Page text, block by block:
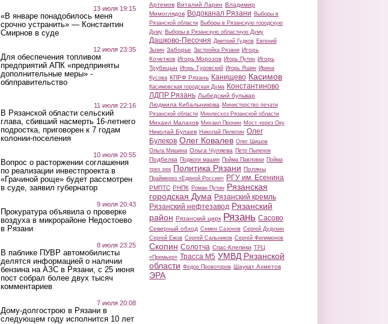
13 июля 19:15
«В январе понадобилось меня
срочно устранить» — Константин
Смирнов в суде
12 июля 23:35
Для обеспечения топливом
предприятий АПК «предприняты
дополнительные меры» -
облправительство
11 июля 22:16
В Рязанской области сельский
глава, сбивший насмерть 16-летнего
подростка, приговорен к 7 годам
колонии-поселения
10 июля 20:55
Вопрос о расторжении соглашения
по реализации инвестпроекта в
«Грачиной роще» будет рассмотрен
в суде, заявил губернатор
9 июля 20:43
Прокуратура объявила о проверке
воздуха в микрорайоне Недостоево
в Рязани
8 июля 23:25
В паблике ПУВР автомобилисты
делятся информацией о наличии
бензина на АЗС в Рязани, с 25 июня
пост собрал более двух тысяч
комментариев
7 июля 20:08
Дому-долгострою в Рязани в
следующем году исполнится 10 лет
Артемов Виталий Ларин Владимир
Мимоглядов Водоканал Рязани Выборы в
Рязанской области Выборы в Рязанскую городскую
Думу Выборы в Рязанскую областную Думу
Дашково-Песочня Дмитрий Гудков Евгений
Зызин Заборье Застройка Рязани Игорь
Кочетков Игорь Морозов Игорь Путин Игорь
Трубицын Игорь Туровский Игорь Яшин Ирина
Кусова КПРФ Рязань Канищево Касимов
Касимовская городская Дума Константиново
ЛДПР Рязань Лыбедский бульвар
Людмила Кибальникова Министерство печати
Рязанской области Минлесхоз Рязанской области
Михаил Малахов Михаил Пронин Мост через Оку
Николай Булаев Николай Пилюгин Олег
Булеков Олег Ковалев Олег Шишов
Ольга Мишина Ольга Чуляева Петр Пыленок
Подбелка Поджоги машин Пойма Павловки Пойма
трех рек Политика Рязани Поляны
Праймериз «Единой России» РГУ им. Есенина
РМПТС РНПК Роман Путин Рязанская
городская Дума Рязанский кремль
Рязанский нефтезавод Рязанский
район Рязанский цирк Рязань Сасово
Северный обход Семен Сазонов Сергей Дудукин
Сергей Ежов Сергей Сальников Сергей Филимонов
Скопин Солотча Спас-Клепики ТРЦ
«Премьер» Трасса М5 УМВД Рязанской
области Федор Провоторов Шаукат Ахметов
ЭРА